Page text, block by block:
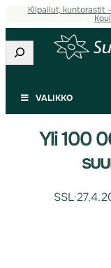
Kilpailut, kuntorastit
Etsi
VALIKKO
Yli 100
SSL·